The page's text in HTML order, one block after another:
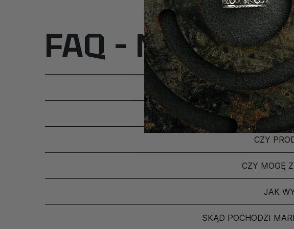
FAQ –
Z JAKIEGO
CZY
CZY MOGĘ
JAK
SKĄD POCHODZI